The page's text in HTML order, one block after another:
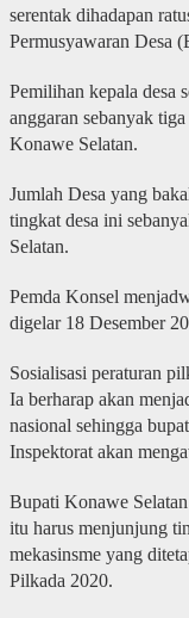
serentak dihadapan
Permusyawaran Desa
Pemilihan kepala desa
anggaran sebanyak
Konawe Selatan.
Jumlah Desa yang
tingkat desa ini
Selatan.
Pemda Konsel
digelar 18 Desember
Sosialisasi peraturan
Ia berharap akan
nasional sehingga
Inspektorat akan
Bupati Konawe
itu harus menjunjung
mekasinsme yang
Pilkada 2020.